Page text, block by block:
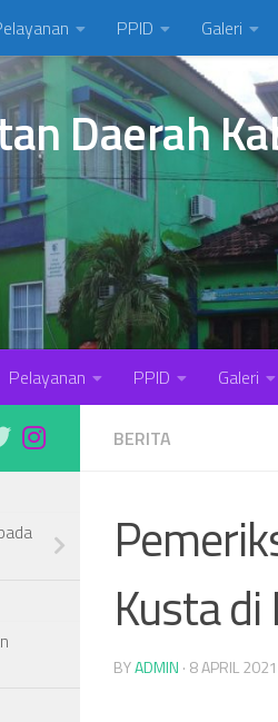
PPID Galeri
Daerah
Pelayanan PPID Galeri
BERITA
Kusta
BYADMIN · 8 APRIL 2021